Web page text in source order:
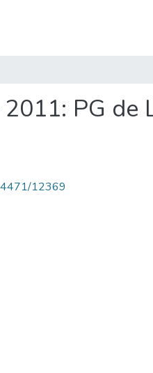
PG de
12369